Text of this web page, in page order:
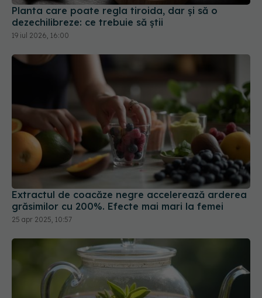
Planta care poate regla tiroida, dar și să o
dezechilibreze: ce trebuie să știi
19 iul 2026, 16:00
Extractul de coacăze negre accelerează arderea
grăsimilor cu 200%. Efecte mai mari la femei
25 apr 2025, 10:57